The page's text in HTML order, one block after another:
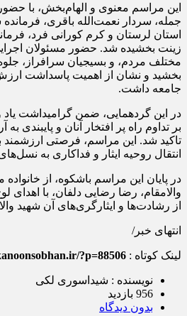
این مراسم معنوی و الهام‌بخش، با
جمله، سردار نعمت‌الله باقری،
استان لرستان و کرم کورانی فرد،
زینت بخشیده شد. حضور مسئولان
مختلف مردم، و بسیجیان سرافراز،
بخشید و نشان از اهمیت پاسداشت
جامعه داشت.
در این گردهمایی، ضمن گرامیداشت
بر تداوم راه پر افتخار آنان و پایبندی
تاکید شد. این مراسم، فرصتی ارزشمند
انتقال روحیه ایثار و فداکاری به نسل‌های
در پایان این مراسم باشکوه، از
والامقام، رضا رضایی دلفان، با
از رشادت‌ها و ایثارگری‌های آن شهید
انتهای خبر/
لینک کوتاه : ?p=88506
نویسنده : شیداسوری لکی
956 بازدید
بدون دیدگاه